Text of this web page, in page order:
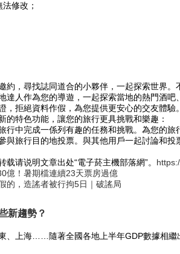
修改；
約，尋找誌同道合的小夥伴，一起探索世界。
達人作為您的導遊，一起探索當地的熱門酒
，拒絕資料作假，為您提供更安心的交友體
的特色功能，讓您的旅行更具挑戰和樂趣：
中完成一係列有趣的任務和挑戰。為您的旅
與旅行目的地投票。與其他用戶一起討論和
请说明文章出处“電子菸主機部落網”。
億！暑期檔連續23天票房過億
的，造謠者被行拘5日｜破謠局
新趨勢？
、上海……隨著全國各地上半年GDP數據相繼